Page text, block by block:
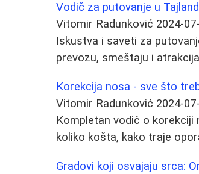
Vodič za putovanje u
Vitomir Radunković 2024-
Iskustva i saveti za
prevozu, smeštaju i
Korekcija nosa - sve što
Vitomir Radunković 2024-
Kompletan vodič o
koliko košta, kako traje
Gradovi koji osvajaju srca: